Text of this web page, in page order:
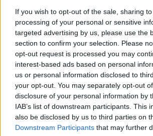
If you wish to opt-out of the sale, sharing
processing of your personal or sensitive
targeted advertising by us, please use the
section to confirm your selection. Please
opt-out request is processed you may
interest-based ads based on personal
us or personal information disclosed to
your opt-out. You may separately opt-out
disclosure of your personal information by
IAB’s list of downstream participants. This
also be disclosed by us to third parties on
Downstream Participants that may further
Szarvas József a börtönben